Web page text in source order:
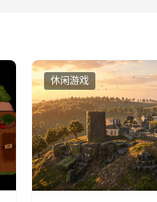
休闲游戏